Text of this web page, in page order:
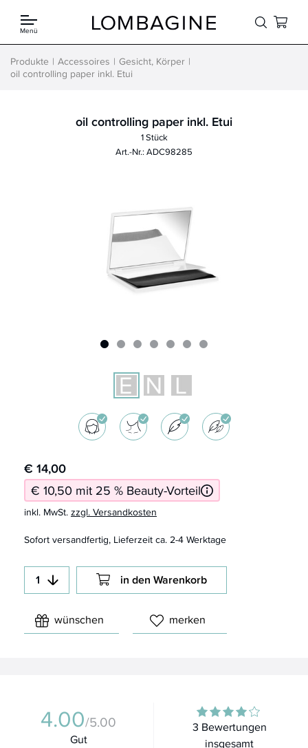
Menü
Produkte Accessoires
Gesicht, Körper
oil controlling paper inkl. Etui
oil controlling paper inkl. Etui
1 Stück
Art.-Nr.: ADC98285
€ 14,00
€ 10,50 mit 25 % Beauty-Vorteil
inkl. MwSt.zzgl. Versandkosten
Sofort versandfertig, Lieferzeit ca. 2-4 Werktage
in den Warenkorb
wünschen merken
4.00/5.00
Gut
3 Bewertungen
insgesamt